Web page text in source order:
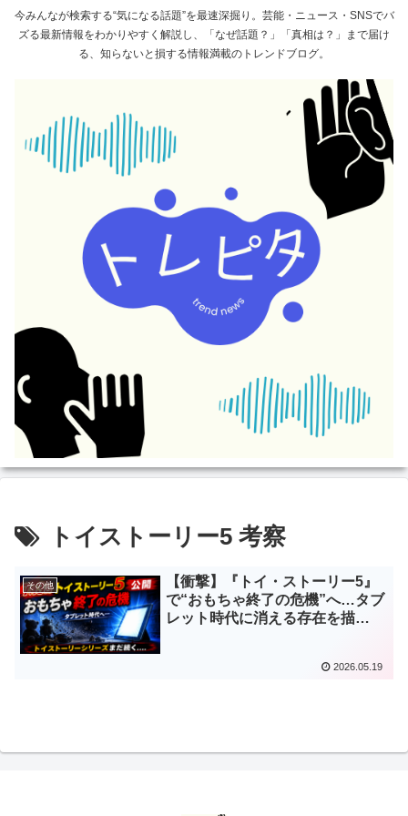
今みんなが検索する“気になる話題”を最速深掘り。芸能・ニュース・SNSでバ
ズる最新情報をわかりやすく解説し、「なぜ話題？」「真相は？」まで届け
る、知らないと損する情報満載のトレンドブログ。
トイストーリー5 考察
その他
【衝撃】『トイ・ストーリー5』
で“おもちゃ終了の危機”へ…タブ
レット時代に消える存在を描
2026.05.19